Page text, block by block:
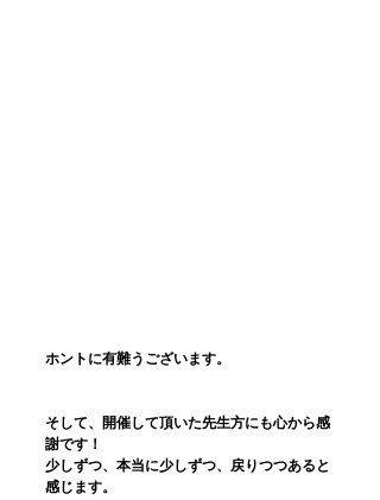
ホントに有難うございます。
そして、開催して頂いた先生方にも心から感
謝です！
少しずつ、本当に少しずつ、戻りつつあると
感じます。